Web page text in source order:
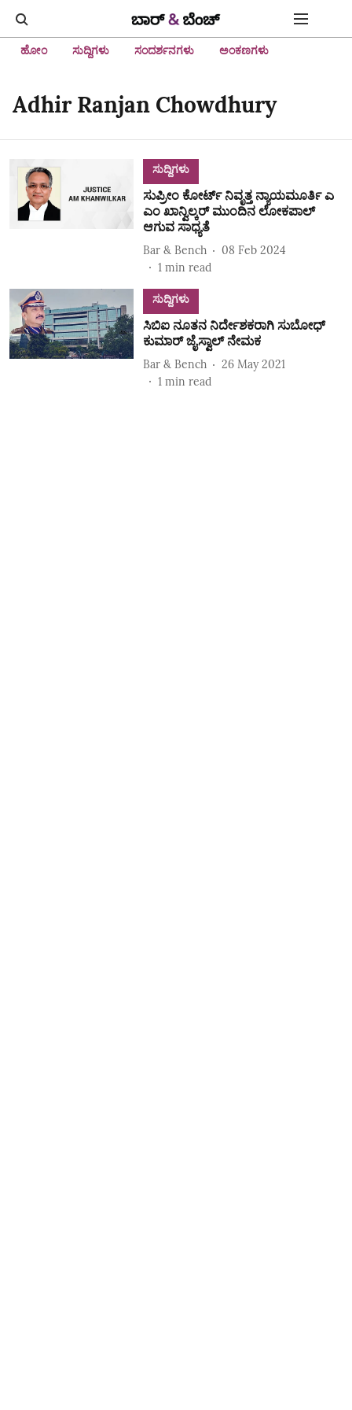
ಹೋಂ ಸುದ್ದಿಗಳು ಸಂದರ್ಶನಗಳು ಅಂಕಣಗಳು
Adhir Ranjan Chowdhury
ಸುದ್ದಿಗಳು
ಸುಪ್ರೀಂ ಕೋರ್ಟ್ ನಿವೃತ್ತ ನ್ಯಾಯಮೂರ್ತಿ ಎ
ಎಂ ಖಾನ್ವಿಲ್ಕರ್ ಮುಂದಿನ ಲೋಕಪಾಲ್‌
ಆಗುವ ಸಾಧ್ಯತೆ
Bar & Bench
08 Feb 2024
1 min read
ಸುದ್ದಿಗಳು
ಸಿಬಿಐ ನೂತನ ನಿರ್ದೇಶಕರಾಗಿ ಸುಬೋಧ್
ಕುಮಾರ್ ಜೈಸ್ವಾಲ್ ನೇಮಕ
Bar & Bench
26 May 2021
1 min read